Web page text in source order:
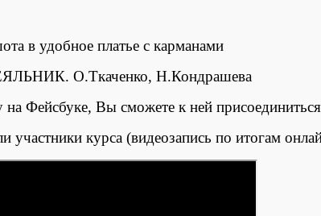
в удобное платье с карманами
Фейсбуке, Вы сможете к ней
курса (видеозапись по итогам